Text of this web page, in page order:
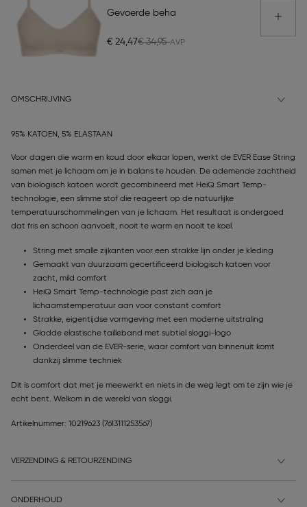
Gevoerde beha
€ 24,47€ 34,95
OMSCHRIJVING
95% KATOEN, 5% ELASTAAN
Voor dagen die warm en koud door elkaar lopen, werkt de EVER Ease String
samen met je lichaam om je in balans te houden. De ademende zachtheid
van biologisch katoen wordt gecombineerd met HeiQ Smart Temp-
technologie, een slimme stof die reageert op de natuurlijke
temperatuurschommelingen van je lichaam. Het resultaat is ondergoed
dat fris en schoon aanvoelt, nooit te warm en nooit te koel.
String met smalle zijkanten voor een strakke lijn onder je kleding
Gemaakt van duurzaam gecertificeerd biologisch katoen voor
zacht, mild comfort
HeiQ Smart Temp-technologie past zich aan je
lichaamstemperatuur aan voor constant comfort
Strakke, eigentijdse vormgeving met een moderne uitstraling
Gladde elastische tailleband met subtiel sloggi-logo
Onderdeel van de EVER-serie, waar comfort van binnenuit komt
dankzij slimme techniek
Dit is comfort dat met je meewerkt en niets in de weg legt om te zijn wie je
echt bent. Welkom in de wereld van sloggi.
Artikelnummer: 10219623 (7613111253567)
VERZENDING & RETOURZENDING
ONDERHOUD